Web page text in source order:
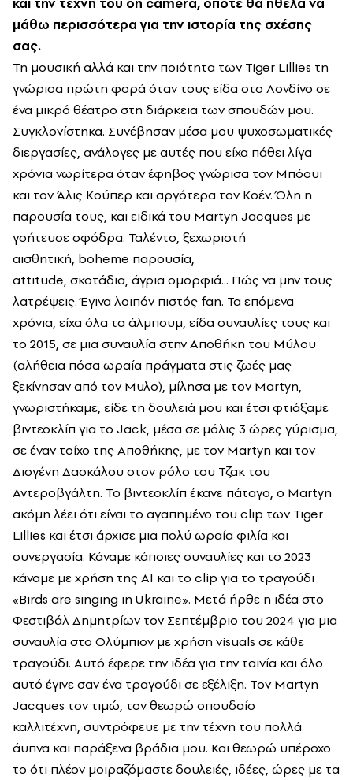
μάθω περισσότερα για την ιστορία της σχέσης
σας.
Τη μουσική αλλά και την ποιότητα των Tiger Lillies τη
γνώρισα πρώτη φορά όταν τους είδα στο Λονδίνο σε
ένα μικρό θέατρο στη διάρκεια των σπουδών μου.
Συγκλονίστηκα. Συνέβησαν μέσα μου ψυχοσωματικές
διεργασίες, ανάλογες με αυτές που είχα πάθει λίγα
χρόνια νωρίτερα όταν έφηβος γνώρισα τον Μπόουι
και τον Άλις Κούπερ και αργότερα τον Κοέν. Όλη η
παρουσία τους, και ειδικά του Martyn Jacques με
γοήτευσε σφόδρα. Ταλέντο, ξεχωριστή
αισθητική, boheme παρουσία,
attitude, σκοτάδια, άγρια ομορφιά... Πώς να μην τους
λατρέψεις. Έγινα λοιπόν πιστός fan. Τα επόμενα
χρόνια, είχα όλα τα άλμπουμ, είδα συναυλίες τους και
το 2015, σε μια συναυλία στην Αποθήκη του Μύλου
(αλήθεια πόσα ωραία πράγματα στις ζωές μας
ξεκίνησαν από τον Μυλο), μίλησα με τον Martyn,
γνωριστήκαμε, είδε τη δουλειά μου και έτσι φτιάξαμε
βιντεοκλίπ για το Jack, μέσα σε μόλις 3 ώρες γύρισμα,
σε έναν τοίχο της Αποθήκης, με τον Martyn και τον
Διογένη Δασκάλου στον ρόλο του Τζακ του
Αντεροβγάλτη. To βιντεοκλίπ έκανε πάταγο, ο Martyn
ακόμη λέει ότι είναι το αγαπημένο του clip των Tiger
Lillies και έτσι άρχισε μια πολύ ωραία φιλία και
συνεργασία. Κάναμε κάποιες συναυλίες και το 2023
κάναμε με χρήση της AI και το clip για το τραγούδι
«Birds are singing in Ukraine». Μετά ήρθε η ιδέα στο
Φεστιβάλ Δημητρίων τον Σεπτέμβριο του 2024 για μια
συναυλία στο Ολύμπιον με χρήση visuals σε κάθε
τραγούδι. Αυτό έφερε την ιδέα για την ταινία και όλο
αυτό έγινε σαν ένα τραγούδι σε εξέλιξη. Τον Martyn
Jacques τον τιμώ, τον θεωρώ σπουδαίο
καλλιτέχνη, συντρόφευε με την τέχνη του πολλά
άυπνα και παράξενα βράδια μου. Και θεωρώ υπέροχο
το ότι πλέον μοιραζόμαστε δουλειές, ιδέες, ώρες με τα